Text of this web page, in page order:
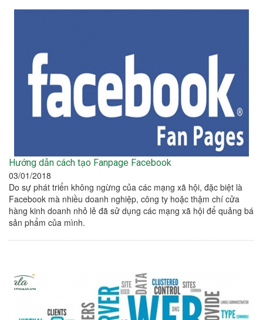
Hướng dẫn cách tạo Fanpage Facebook
03/01/2018
Do sự phát triển không ngừng của các mạng xã hội, đặc biệt là
Facebook mà nhiều doanh nghiệp, công ty hoặc thậm chí cửa
hàng kinh doanh nhỏ lẻ đã sử dụng các mạng xã hội để quảng bá
sản phẩm của mình.